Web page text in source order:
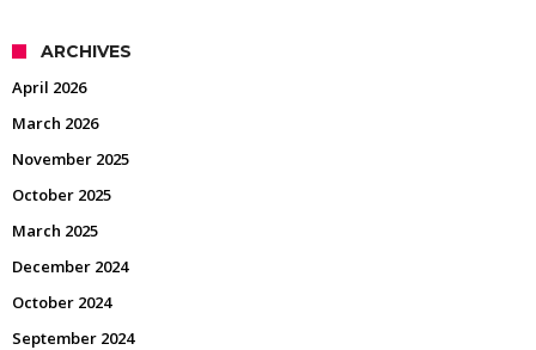
ARCHIVES
April 2026
March 2026
November 2025
October 2025
March 2025
December 2024
October 2024
September 2024